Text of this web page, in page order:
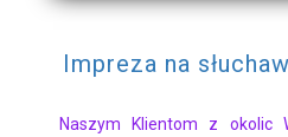
Impreza na
Naszym Klientom z okolic